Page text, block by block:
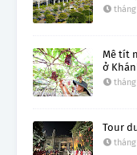
tháng
Mê tít
ở
tháng
Tour
tháng